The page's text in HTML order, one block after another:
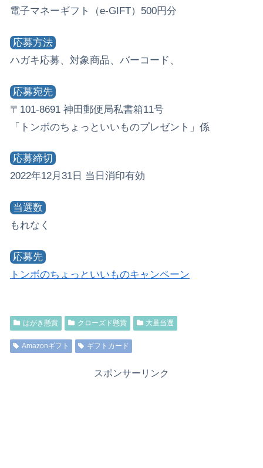
電子マネーギフト（e-GIFT）500円分
応募方法
ハガキ応募、対象商品、バーコード、
応募宛先
〒101-8691 神田郵便局私書箱11号
「トンボのちょっといいものプレゼント」係
応募締切
2022年12月31日 当日消印有効
当選数
もれなく
応募先
トンボのちょっといいものキャンペーン
はがき懸賞 クローズド懸賞 大量当選
Amazonギフト ギフトカード
スポンサーリンク